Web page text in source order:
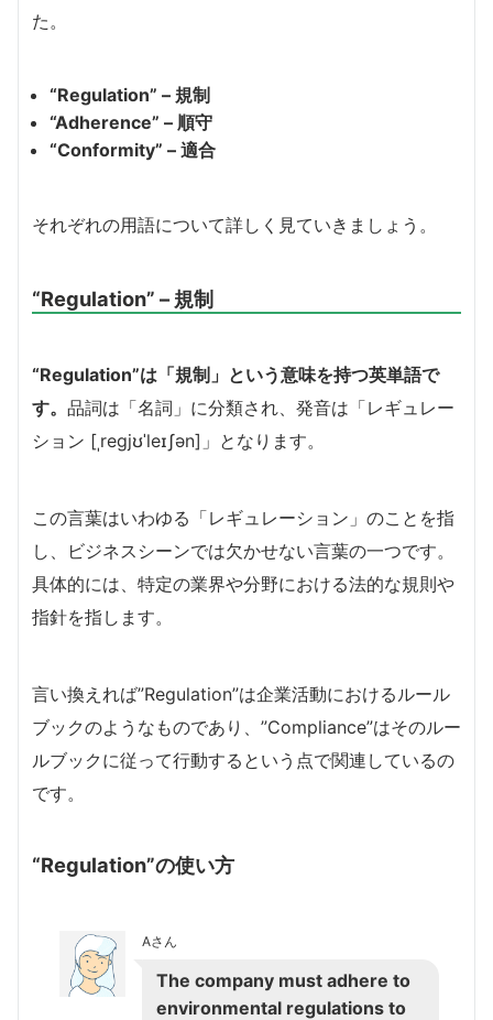
た。
“Regulation” – 規制
“Adherence” – 順守
“Conformity” – 適合
それぞれの用語について詳しく見ていきましょう。
“Regulation” – 規制
“Regulation”は「規制」という意味を持つ英単語で
す。 品詞は「名詞」に分類され、発音は「レギュレー
ション [ˌreɡjʊˈleɪʃən]」となります。
この言葉はいわゆる「レギュレーション」のことを指
し、ビジネスシーンでは欠かせない言葉の一つです。
具体的には、特定の業界や分野における法的な規則や
指針を指します。
言い換えれば”Regulation”は企業活動におけるルール
ブックのようなものであり、”Compliance”はそのルー
ルブックに従って行動するという点で関連しているの
です。
“Regulation”の使い方
Aさん
The company must adhere to
environmental regulations to